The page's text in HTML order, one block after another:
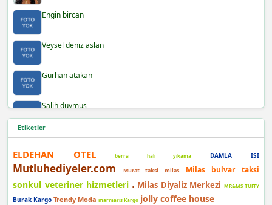
Engin bircan
Veysel deniz aslan
Gürhan atakan
Salih duymuş
Burak demir
Şafak yılmaz
Berra
Etiketler
ELDEHAN OTEL berra hali yikama DAMLA ISI
Mutluhediyeler.com Murat taksi milas Milas bulvar taksi
sonkul veteriner hizmetleri . Milas Diyaliz Merkezi MR&MS TUFFY
Burak Kargo Trendy Moda marmaris Kargo jolly coffee house